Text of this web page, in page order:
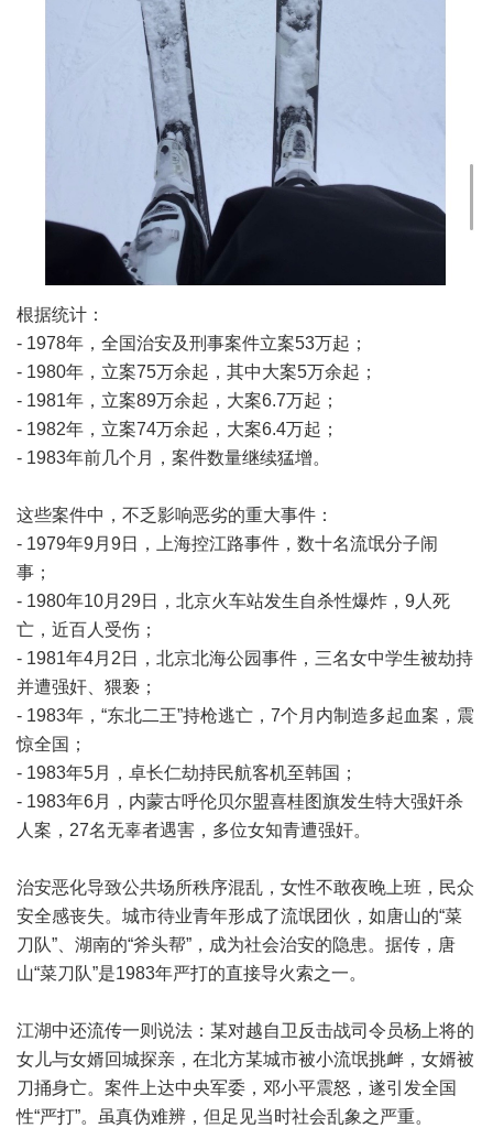
根据统计：
- 1978年，全国治安及刑事案件立案53万起；
- 1980年，立案75万余起，其中大案5万余起；
- 1981年，立案89万余起，大案6.7万起；
- 1982年，立案74万余起，大案6.4万起；
- 1983年前几个月，案件数量继续猛增。
这些案件中，不乏影响恶劣的重大事件：
- 1979年9月9日，上海控江路事件，数十名流氓分子闹
事；
- 1980年10月29日，北京火车站发生自杀性爆炸，9人死
亡，近百人受伤；
- 1981年4月2日，北京北海公园事件，三名女中学生被劫持
并遭强奸、猥亵；
- 1983年，“东北二王”持枪逃亡，7个月内制造多起血案，震
惊全国；
- 1983年5月，卓长仁劫持民航客机至韩国；
- 1983年6月，内蒙古呼伦贝尔盟喜桂图旗发生特大强奸杀
人案，27名无辜者遇害，多位女知青遭强奸。
治安恶化导致公共场所秩序混乱，女性不敢夜晚上班，民众
安全感丧失。城市待业青年形成了流氓团伙，如唐山的“菜
刀队”、湖南的“斧头帮”，成为社会治安的隐患。据传，唐
山“菜刀队”是1983年严打的直接导火索之一。
江湖中还流传一则说法：某对越自卫反击战司令员杨上将的
女儿与女婿回城探亲，在北方某城市被小流氓挑衅，女婿被
刀捅身亡。案件上达中央军委，邓小平震怒，遂引发全国
性“严打”。虽真伪难辨，但足见当时社会乱象之严重。